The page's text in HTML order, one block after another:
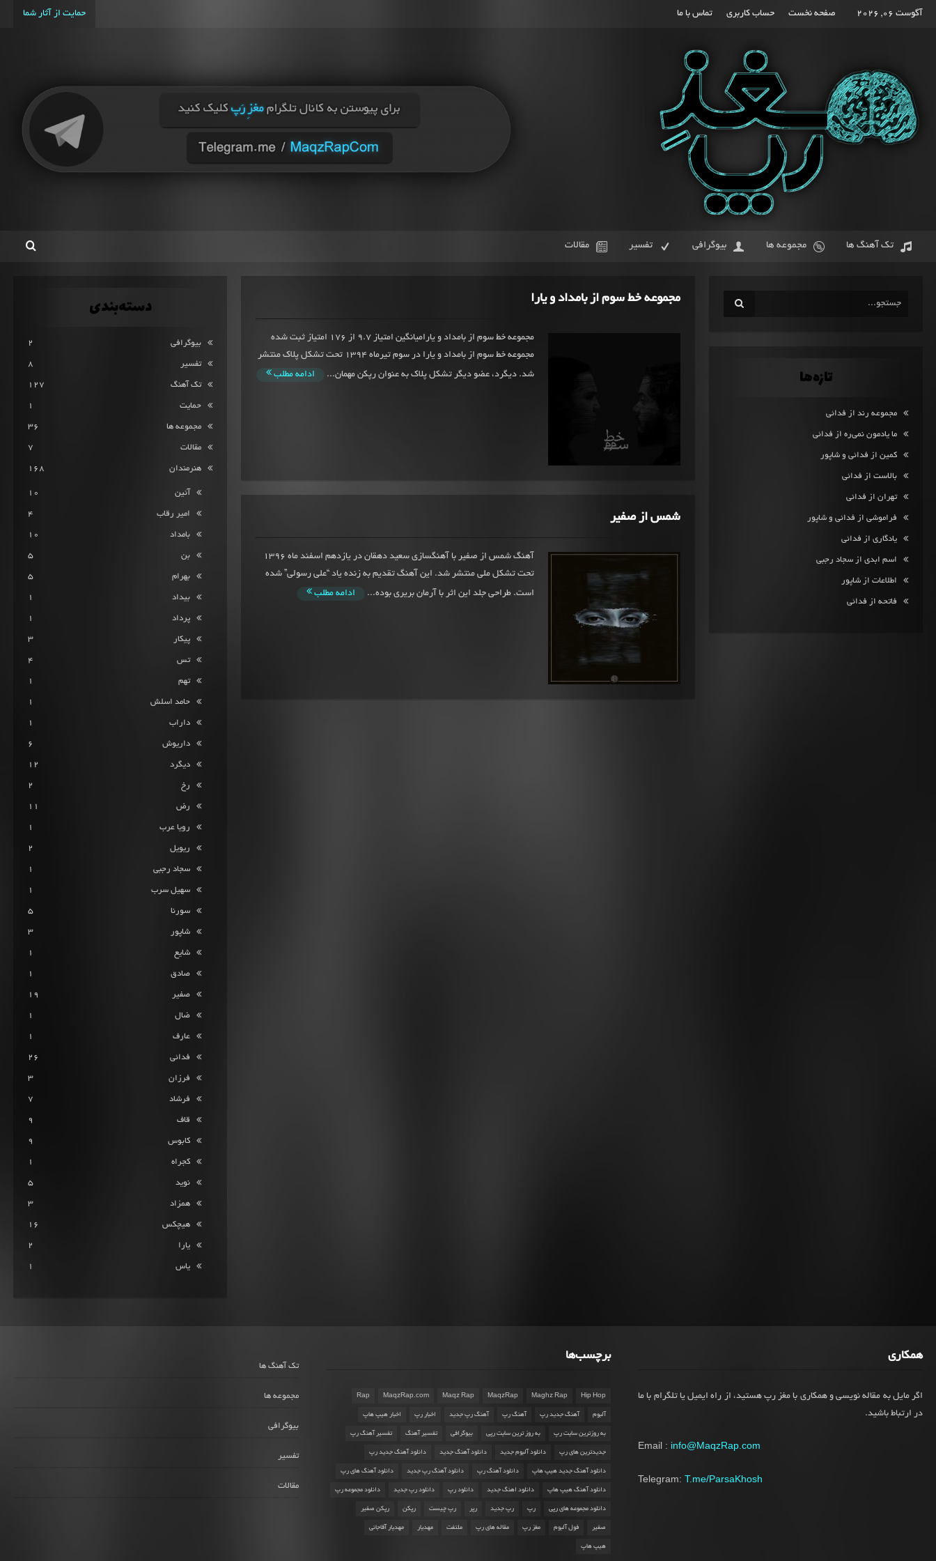
آگوست 06, 2026 حمایت از آثار شما صفحه نخست حساب کاربری تماس با ما
تک آهنگ ها مجموعه ها بیوگرافی تفسیر مقالات
مجموعه خط سوم از بامداد و یارا
مجموعه خط سوم از بامداد و یارامیانگین امتیاز 9.7 از 176 امتیاز ثبت شده
مجموعه خط سوم از بامداد و یارا در سوم تیرماه 1394 تحت تشکل پلاک منتشر
شد. دیگرد، عضو دیگر تشکل پلاک به عنوان رپکن مهمان... ادامه مطلب
شمس از صفیر
آهنگ شمس از صفیر با آهنگسازی سعید دهقان در یازدهم اسفند ماه 1396
تحت تشکل ملی منتشر شد. این آهنگ تقدیم به زنده یاد “علی رسولی” شده
است. طراحی جلد این اثر با آرمان بریری بوده... ادامه مطلب
دسته‌بندی
بیوگرافی 2
تفسیر 8
تک آهنگ 127
حمایت 1
مجموعه ها 36
مقالات 7
هنرمندان 168
آئین 10
امیر رقاب 4
بامداد 10
بن 5
بهرام 5
بیداد 1
پرداد 1
پیکار 3
تس 4
تهم 1
حامد اسلش 1
داراب 1
داریوش 6
دیگرد 12
رخ 2
رض 11
رویا عرب 1
ریویل 2
سجاد رجبی 1
سهیل سرب 1
سورنا 5
شاپور 3
شایع 1
صادق 1
صفیر 19
ضال 1
عارف 1
فدائی 26
فرزان 3
فرشاد 7
قاف 9
کابوس 9
کجراه 1
نوید 5
همزاد 3
هیچکس 16
یارا 2
یاس 1
تازه‌ها
مجموعه رند از فدائی
ما یادمون نمی‌ره از فدائی
کمین از فدائی و شاپور
بالاست از فدائی
تهران از فدائی
فراموشی از فدائی و شاپور
یادگاری از فدائی
اسم ابدی از سجاد رجبی
اطلاعات از شاپور
فاتحه از فدائی
همکاری
اگر مایل به مقاله نویسی و همکاری با مغز رپ هستید، از راه ایمیل یا تلگرام با ما
در ارتباط باشید.
Email : info@MaqzRap.com
Telegram:T.me/ParsaKhosh
برچسب‌ها
Hip Hop
Maghz Rap
MaqzRap
Maqz Rap
MaqzRap.com
Rap
آلبوم آهنگ جدید رپ آهنگ رپ آهنگ رپ جدید اخبار رپ اخبار هیپ هاپ
به روزترین سایت رپ به روز ترین سایت رپی بیوگرافی تفسیر آهنگ تفسیر آهنگ رپ
جدیدترین های رپ دانلود آلبوم جدید دانلود آهنگ جدید دانلود آهنگ جدید رپ
دانلود آهنگ جدید هیپ هاپ دانلود آهنگ رپ دانلود آهنگ رپ جدید دانلود آهنگ های رپ
دانلود آهنگ هیپ هاپ دانلود اهنگ جدید دانلود رپ دانلود رپ جدید دانلود مجموعه رپ
دانلود مجموعه های رپی رپ رپ جدید رپر رپ چیست رپکن رپکن صفیر
صفیر فول آلبوم مغز رپ مقاله های رپ ملتفت مهدیار مهدیار آقاجانی
هیپ هاپ
تک آهنگ ها
مجموعه ها
بیوگرافی
تفسیر
مقالات